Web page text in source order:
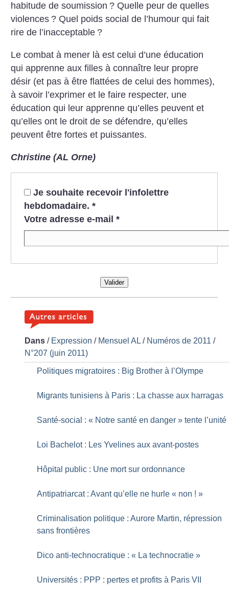
habitude de soumission ? Quelle peur de quelles
violences ? Quel poids social de l’humour qui fait
rire de l’inacceptable ?
Le combat à mener là est celui d’une éducation
qui apprenne aux filles à connaître leur propre
désir (et pas à être flattées de celui des hommes),
à savoir l’exprimer et le faire respecter, une
éducation qui leur apprenne qu’elles peuvent et
qu’elles ont le droit de se défendre, qu’elles
peuvent être fortes et puissantes.
Christine (AL Orne)
Je souhaite recevoir l'infolettre
hebdomadaire. *
Votre adresse e-mail *
Valider
Dans / Expression / Mensuel AL / Numéros de 2011 /
N°207 (juin 2011)
Politiques migratoires : Big Brother à l’Olympe
Migrants tunisiens à Paris : La chasse aux harragas
Santé-social : « Notre santé en danger » tente l’unité
Loi Bachelot : Les Yvelines aux avant-postes
Hôpital public : Une mort sur ordonnance
Antipatriarcat : Avant qu’elle ne hurle « non ! »
Criminalisation politique : Aurore Martin, répression
sans frontières
Dico anti-technocratique : « La technocratie »
Universités : PPP : pertes et profits à Paris VII